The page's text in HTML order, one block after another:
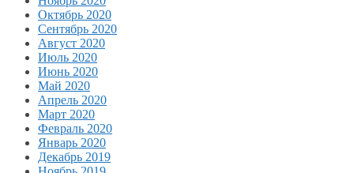
Октябрь 2020
Сентябрь 2020
Август 2020
Июль 2020
Июнь 2020
Май 2020
Апрель 2020
Март 2020
Февраль 2020
Январь 2020
Декабрь 2019